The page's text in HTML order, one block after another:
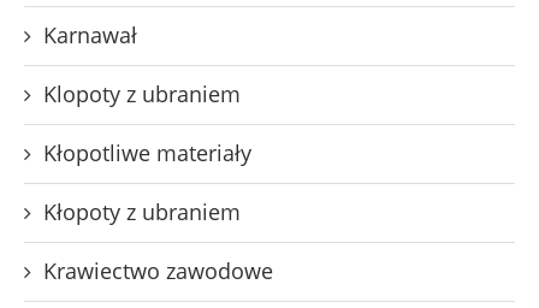
Karnawał
Klopoty z ubraniem
Kłopotliwe materiały
Kłopoty z ubraniem
Krawiectwo zawodowe